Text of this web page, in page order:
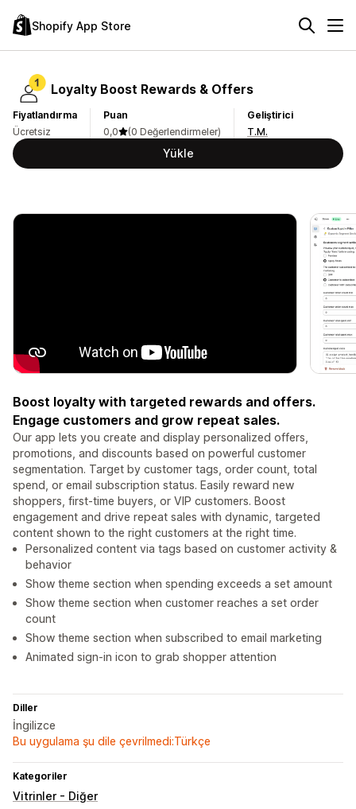
Shopify App Store
Loyalty Boost Rewards & Offers
Fiyatlandırma
Ücretsiz
Puan
0,0
(0 Değerlendirmeler)
Geliştirici
T.M.
Yükle
Boost loyalty with targeted rewards and offers.
Engage customers and grow repeat sales.
Our app lets you create and display personalized offers,
promotions, and discounts based on powerful customer
segmentation. Target by customer tags, order count, total
spend, or email subscription status. Easily reward new
shoppers, first-time buyers, or VIP customers. Boost
engagement and drive repeat sales with dynamic, targeted
content shown to the right customers at the right time.
Personalized content via tags based on customer activity &
behavior
Show theme section when spending exceeds a set amount
Show theme section when customer reaches a set order
count
Show theme section when subscribed to email marketing
Animated sign-in icon to grab shopper attention
Diller
İngilizce
Bu uygulama şu dile çevrilmedi:Türkçe
Kategoriler
Vitrinler - Diğer